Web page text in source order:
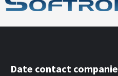
Date contact companie